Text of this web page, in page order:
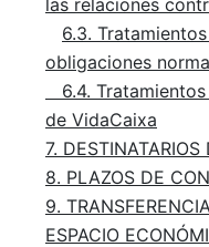
las relaciones
6.3.
obligaciones
6.4.
de VidaCaixa
7.
8. PLAZOS DE
9.
ESPACIO